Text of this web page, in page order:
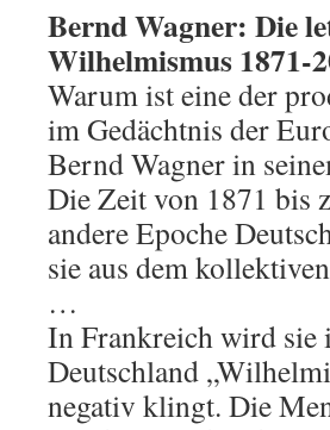
Bernd Wagner: Die
Wilhelmismus 1871-
Warum ist eine der
im Gedächtnis der
Bernd Wagner in
Die Zeit von 1871 bis
andere Epoche
sie aus dem
…
In Frankreich wird sie
Deutschland
negativ klingt. Die